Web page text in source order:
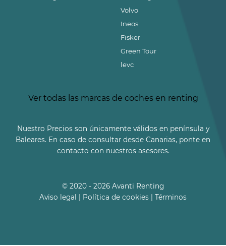
Volvo
Ineos
Fisker
Green Tour
levc
Ver todas las marcas de coches en renting
Nuestro Precios son únicamente válidos en península y
Baleares. En caso de consultar desde Canarias, ponte en
contacto con nuestros asesores.
© 2020 - 2026 Avanti Renting
Aviso legal
Política de cookies Términos